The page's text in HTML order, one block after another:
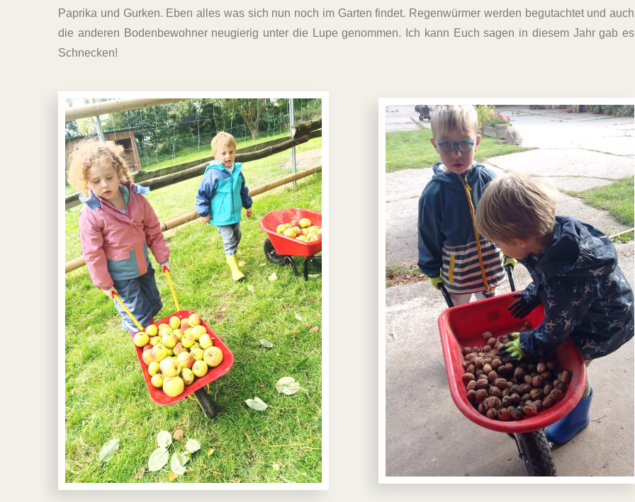
Paprika und Gurken. Eben alles was sich nun noch im Garten findet. Regenwürmer werden begutachtet und auch
die anderen Bodenbewohner neugierig unter die Lupe genommen. Ich kann Euch sagen in diesem Jahr gab es
Schnecken!